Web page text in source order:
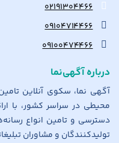
۰۲۱۹۱۳۰۴۴۶۶
۰۹۱۰۴۷۱۴۴۶۶
۰۹۱۰۰۴۷۴۴۶۶
درباره آگهی‌نما
آگهی نما، سکوی آنلاین
محیطی در سراسر کشور، با
دسترسی و تامین انواع
تولیدکنندگان و مشاوران